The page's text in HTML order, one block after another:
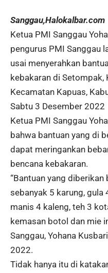
Sanggau,Halokalbar.com
Ketua PMI Sanggau
pengurus PMI Sanggau
usai menyerahkan
kebakaran di Setompak,
Kecamatan Kapuas,
Sabtu 3 Desember 2022
Ketua PMI Sanggau
bahwa bantuan yang di
dapat meringankan
bencana kebakaran.
“Bantuan yang
sebanyak 5 karung, gula
manis 4 kaleng, teh 3
kemasan botol dan mie
Sanggau, Yohana
2022.
Tidak hanya itu di